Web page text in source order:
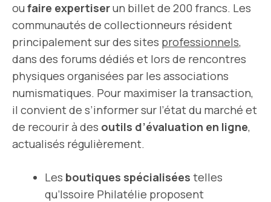
ou faire expertiserun billet de 200 francs. Les
communautés de collectionneurs résident
principalement sur des sites professionnels,
dans des forums dédiés et lors de rencontres
physiques organisées par les associations
numismatiques. Pour maximiser la transaction,
il convient de s’informer sur l’état du marché et
de recourir à des outils d’évaluation en ligne,
actualisés régulièrement.
Les boutiques spécialisées telles
qu’Issoire Philatélie proposent